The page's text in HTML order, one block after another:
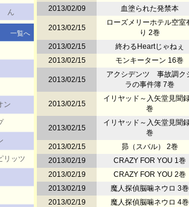
ん
一覧へ
ン
リッツ
2013/02/09
血塗られた発禁本
2013/02/15
ローズメリーホテル空室
り 2巻
2013/02/15
終わるHeartじゃねぇ
2013/02/15
モンキーターン 16巻
2013/02/15
アクシデンツ 事故調ク
ラの事件簿 7巻
2013/02/15
イリヤッド～入矢堂見聞
巻
2013/02/15
イリヤッド～入矢堂見聞
巻
2013/02/15
昴（スバル） 2巻
2013/02/19
CRAZY FOR YOU 1巻
2013/02/19
CRAZY FOR YOU 2巻
2013/02/19
魔人探偵脳噛ネウロ 3巻
2013/02/19
魔人探偵脳噛ネウロ 4巻